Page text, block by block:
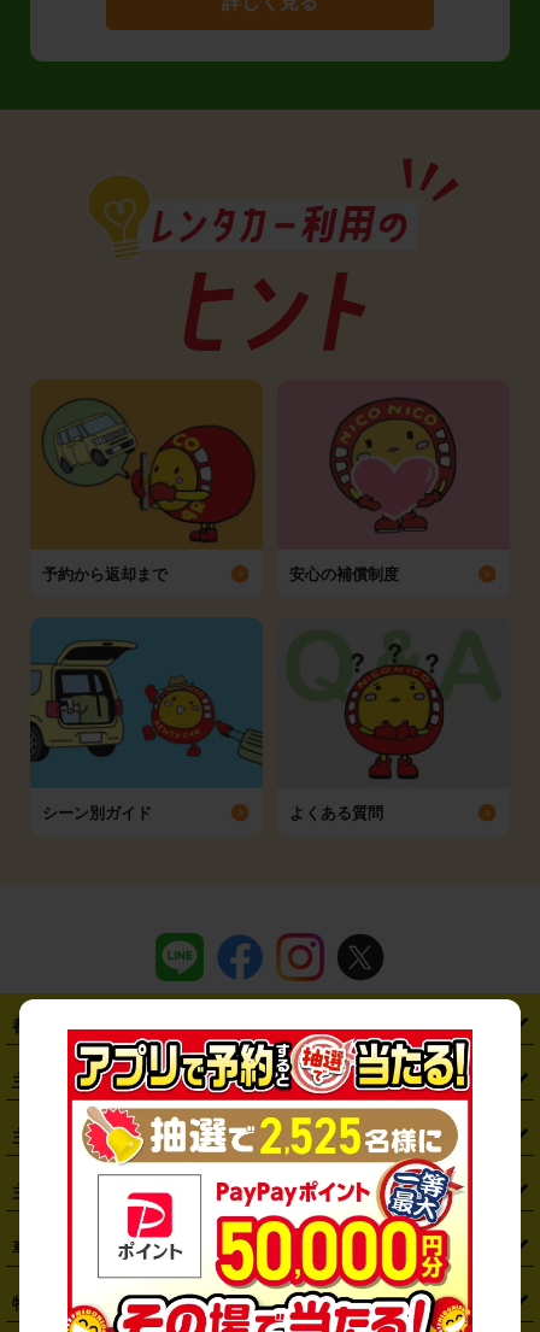
予約から返却まで 安心の補償制度
シーン別ガイド よくある質問
都道府県から探す
・ 北海道 ・青森県 ・岩手県 ・宮城県 ・秋田県 ・山形県
・東京都 ・神奈川県 ・埼玉県 ・千葉県 ・茨城県
・ 栃木県 ・群馬県 ・山梨県 ・愛知県 ・静岡県 ・岐阜県
・ 新潟県 富山県 ・石川県 ・福井県 ・大阪府
京都府 滋賀県 ・和歌山県 ・ 奈良県 ・三重県
・島根県 ・岡山県 ・広島県 ・山口県 ・徳島県
香川県 ・愛媛県 ・高知県 ・福岡県 ・佐賀県 ・長崎県
主要駅から探す
・ 札幌駅 ・仙台駅 ・新宿駅 ・池袋駅 ・渋谷駅 ・東京駅
・川崎駅 ・大宮駅 ・西船橋駅 ・柏駅 ・名古屋駅
・ 難波駅 三宮駅 ・京都駅 ・ 広島駅 ・博多駅
・ 那覇空港駅
主要空港から探す
・ 新千歳空港 仙台空港
・羽田空港
・ 中部国際空港セントレア ・ 関西国際空港
・ 大阪国際空港（伊丹空港） ・神戸空港
主要都市から探す
・仙台市
・さいたま市
・ 横浜市 ・川崎市
車種から探す
・コンパクトカー ・ステーションワゴン・セダン
特徴から探す